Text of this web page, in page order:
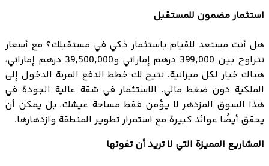
استثمار مضمون للمستقبل
هل أنت مستعد للقيام باستثمار ذكي في مستقبلك؟ مع أسعار
تتراوح بين 399,000 درهم إماراتي و39,500,000 درهم إماراتي،
هناك خيار لكل ميزانية. تتيح لك خطط الدفع المرنة الدخول إلى
الملكية دون ضغط مالي. الاستثمار في شقة عالية الجودة في
هذا السوق المزدهر لا يؤمن فقط مساحة عيشك، بل يمكن أن
يحقق أيضًا عوائد كبيرة مع استمرار تطوير المنطقة وازدهارها.
المشاريع المميزة التي لا تريد أن تفوتها